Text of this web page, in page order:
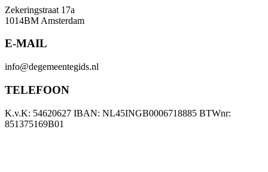
Zekeringstraat 17a
1014BM Amsterdam
E-MAIL
info@degemeentegids.nl
TELEFOON
K.v.K: 54620627 IBAN: NL45INGB0006718885 BTWnr:
851375169B01